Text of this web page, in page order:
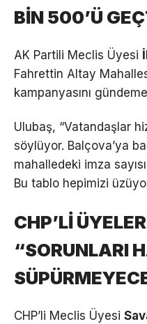
BİN 500’Ü
AK Partili Meclis Üyesi
Fahrettin Altay
kampanyasını
Ulubaş, “Vatandaşlar
söylüyor. Balçova’ya
mahalledeki imza
Bu tablo hepimizi
CHP’Lİ
“SORUNLARI
CHP’li Meclis Üyesi